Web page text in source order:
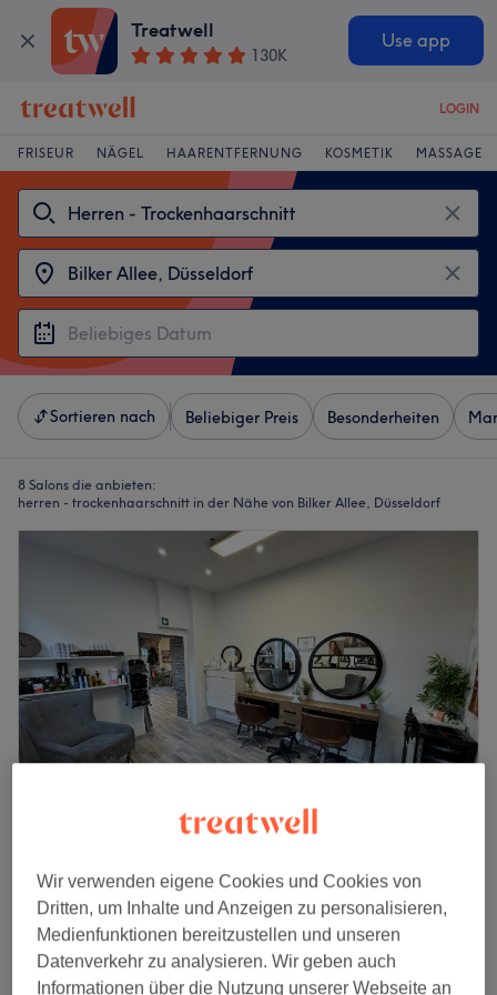
Treatwell
130K
Use app
LOGIN
FRISEUR NÄGEL HAARENTFERNUNG KOSMETIK MASSAGE
Sortieren nach Beliebiger Preis Besonderheiten
8 Salons die anbieten:
herren - trockenhaarschnitt in der Nähe von Bilker Allee, Düsseldorf
4,7
112 Bewertungen
Bilker Allee, Düsseldorf
Auf Karte anzeigen
Herren - Trockenhaarschnitt
30 Min.
Schnellansicht Saloninfos
Wir verwenden eigene Cookies und Cookies von
Dritten, um Inhalte und Anzeigen zu personalisieren,
Medienfunktionen bereitzustellen und unseren
Datenverkehr zu analysieren. Wir geben auch
Informationen über die Nutzung unserer Webseite an